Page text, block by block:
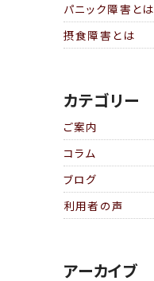
パニック障害とは
摂食障害とは
カテゴリー
ご案内
コラム
ブログ
利用者の声
アーカイブ